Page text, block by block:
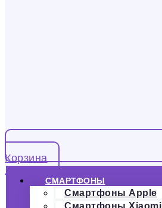
Корзина
СМАРТФОНЫ
Смартфоны Apple
Смартфоны Xiaomi